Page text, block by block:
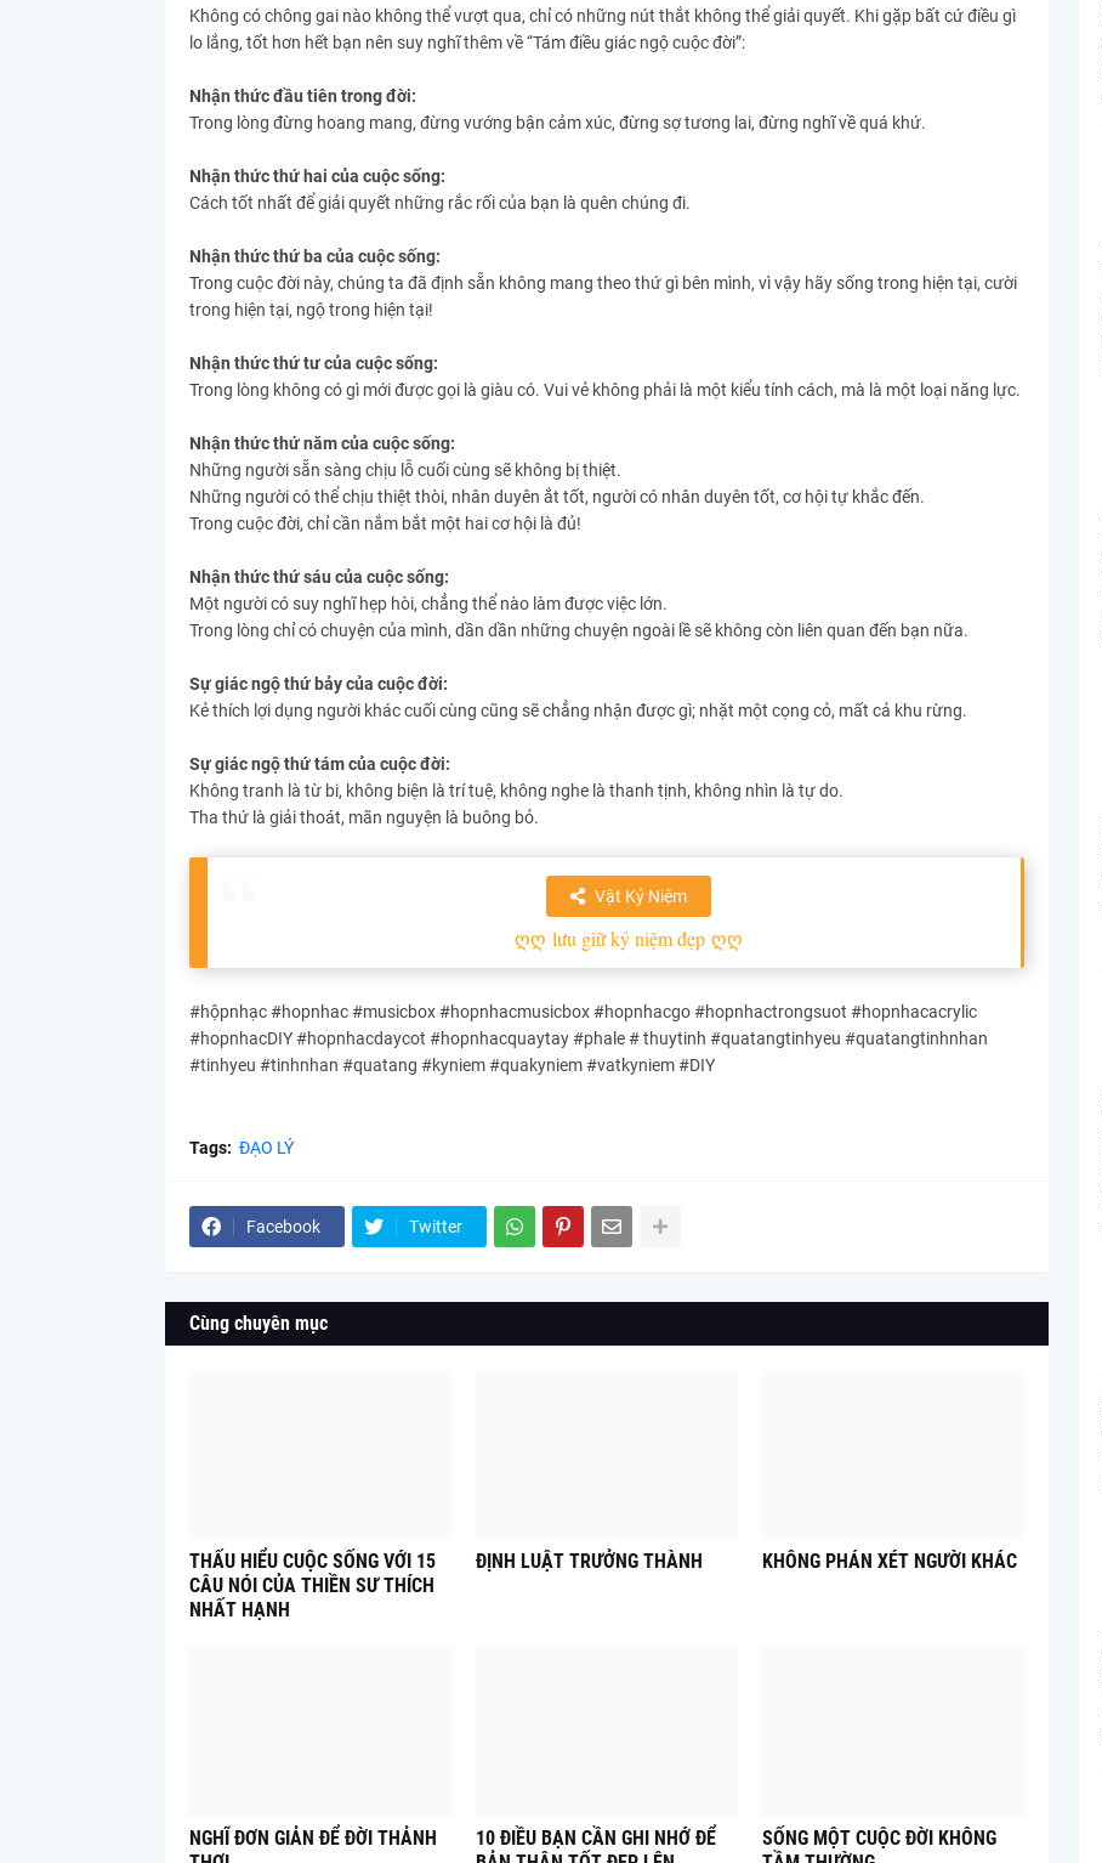
Không có chông gai nào không thể vượt qua, chỉ có những nút thắt không thể giải quyết. Khi gặp bất cứ điều gì
lo lắng, tốt hơn hết bạn nên suy nghĩ thêm về “Tám điều giác ngộ cuộc đời”:
Nhận thức đầu tiên trong đời:
Trong lòng đừng hoang mang, đừng vướng bận cảm xúc, đừng sợ tương lai, đừng nghĩ về quá khứ.
Nhận thức thứ hai của cuộc sống:
Cách tốt nhất để giải quyết những rắc rối của bạn là quên chúng đi.
Nhận thức thứ ba của cuộc sống:
Trong cuộc đời này, chúng ta đã định sẵn không mang theo thứ gì bên mình, vì vậy hãy sống trong hiện tại, cười
trong hiện tại, ngộ trong hiện tại!
Nhận thức thứ tư của cuộc sống:
Trong lòng không có gì mới được gọi là giàu có. Vui vẻ không phải là một kiểu tính cách, mà là một loại năng lực.
Nhận thức thứ năm của cuộc sống:
Những người sẵn sàng chịu lỗ cuối cùng sẽ không bị thiệt.
Những người có thể chịu thiệt thòi, nhân duyên ắt tốt, người có nhân duyên tốt, cơ hội tự khắc đến.
Trong cuộc đời, chỉ cần nắm bắt một hai cơ hội là đủ!
Nhận thức thứ sáu của cuộc sống:
Một người có suy nghĩ hẹp hòi, chẳng thể nào làm được việc lớn.
Trong lòng chỉ có chuyện của mình, dần dần những chuyện ngoài lề sẽ không còn liên quan đến bạn nữa.
Sự giác ngộ thứ bảy của cuộc đời:
Kẻ thích lợi dụng người khác cuối cùng cũng sẽ chẳng nhận được gì; nhặt một cọng cỏ, mất cả khu rừng.
Sự giác ngộ thứ tám của cuộc đời:
Không tranh là từ bi, không biện là trí tuệ, không nghe là thanh tịnh, không nhìn là tự do.
Tha thứ là giải thoát, mãn nguyện là buông bỏ.
Vật Kỷ Niệm
ღღ lưu giữ kỷ niệm đẹp ღღ
#hộpnhạc #hopnhac #musicbox #hopnhacmusicbox #hopnhacgo #hopnhactrongsuot #hopnhacacrylic
#hopnhacDIY #hopnhacdaycot #hopnhacquaytay #phale # thuytinh #quatangtinhyeu #quatangtinhnhan
#tinhyeu #tinhnhan #quatang #kyniem #quakyniem #vatkyniem #DIY
Tags: ĐẠO LÝ
Facebook Twitter
Cùng chuyên mục
THẤU HIỂU CUỘC SỐNG VỚI 15
CÂU NÓI CỦA THIỀN SƯ THÍCH
NHẤT HẠNH
ĐỊNH LUẬT TRƯỞNG THÀNH KHÔNG PHÁN XÉT NGƯỜI KHÁC
NGHĨ ĐƠN GIẢN ĐỂ ĐỜI THẢNH
10 ĐIỀU BẠN CẦN GHI NHỚ ĐỂ
SỐNG MỘT CUỘC ĐỜI KHÔNG